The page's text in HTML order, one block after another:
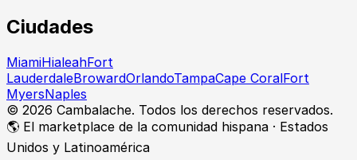
Ciudades
MiamiHialeahFort
LauderdaleBrowardOrlandoTampaCape CoralFort
MyersNaples
© 2026 Cambalache. Todos los derechos reservados.
🌎 El marketplace de la comunidad hispana · Estados
Unidos y Latinoamérica